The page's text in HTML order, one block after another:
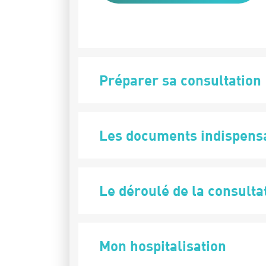
Préparer sa consultation
Les documents
Le déroulé de la
Mon hospitalisation